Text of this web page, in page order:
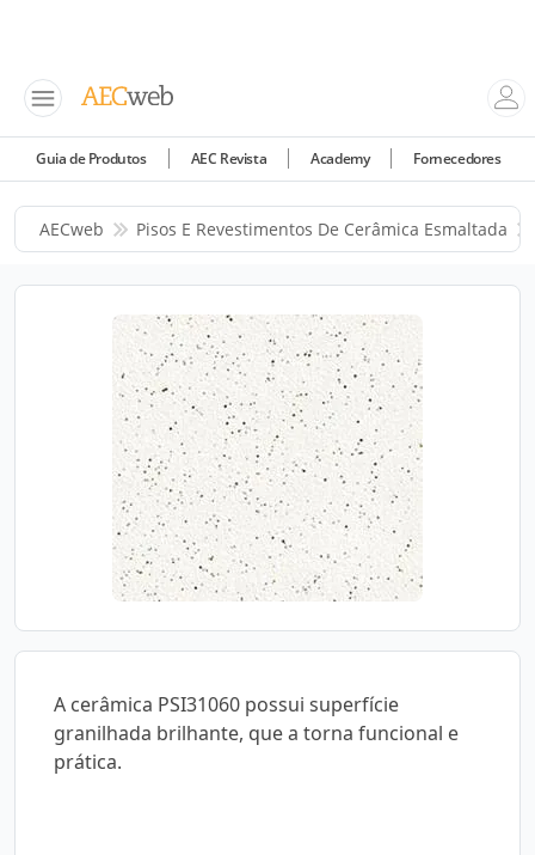
Guia de Produtos AEC Revista Academy Fornecedores
AECweb Pisos E Revestimentos De Cerâmica Esmaltada
A cerâmica PSI31060 possui superfície
granilhada brilhante, que a torna funcional e
prática.